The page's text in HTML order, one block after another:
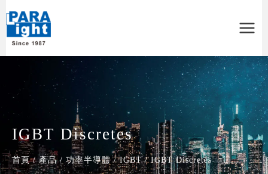
Menu
IGBT Discretes
首頁 / 產品 / 功率半導體 / IGBT / IGBT Discretes